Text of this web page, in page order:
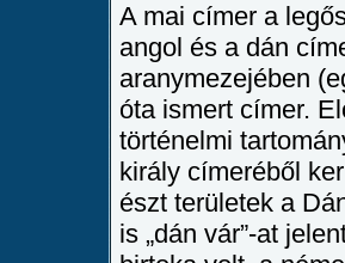
A mai címer a
angol és a dán
aranymezejében
óta ismert címer.
történelmi
király címeréből
észt területek a
is „dán vár”-at